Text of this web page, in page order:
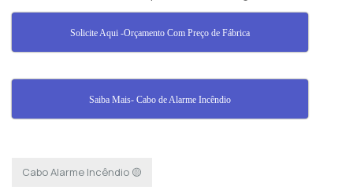
Solicite Aqui -Orçamento Com Preço de Fábrica
Saiba Mais- Cabo de Alarme Incêndio
Cabo Alarme Incêndio 🟡